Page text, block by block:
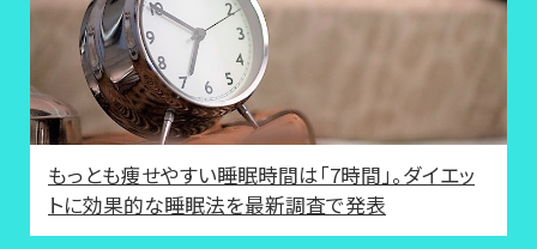
もっとも痩せやすい睡眠時間は「7時間」。ダイエッ
トに効果的な睡眠法を最新調査で発表